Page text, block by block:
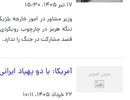
۱۷ تیر ۱۴۰۵، ۱۵:۳۰
وزیر مشاور در امور خارجه
تنگه هرمز در چارچوب
قصد مشارکت در جنگ را ندارد.
آمریکا: با دو پهپاد
۲۲ خرداد ۱۴۰۵، ۱۰:۱۱